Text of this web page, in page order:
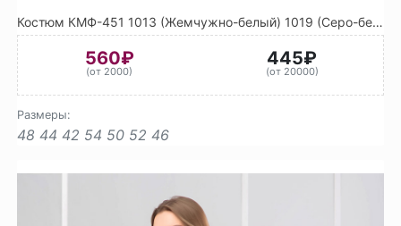
Костюм КМФ-451 1013 (Жемчужно-белый) 1019 (Серо-бежевый)
560₽
(от 2000)
445₽
(от 20000)
Размеры:
48 44 42 54 50 52 46